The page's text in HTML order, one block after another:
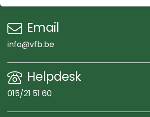
Email
info@vfb.be
Helpdesk
015/21 51 60